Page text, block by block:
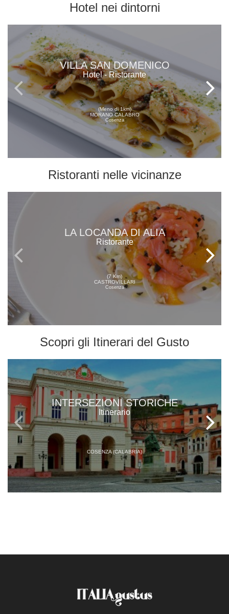
Hotel nei dintorni
VILLA SAN DOMENICO
Hotel - Ristorante
(Meno di 1km)
MORANO CALABRO
Cosenza
Ristoranti nelle vicinanze
LA LOCANDA DI ALIA
Ristorante
(7 Km)
CASTROVILLARI
Cosenza
Scopri gli Itinerari del Gusto
INTERSEZIONI STORICHE
Itinerario
COSENZA (CALABRIA)